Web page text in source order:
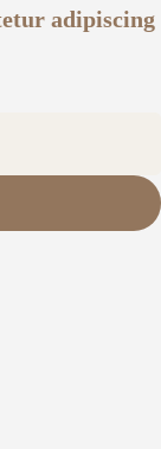
adipiscing